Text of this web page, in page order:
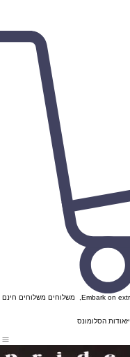
Embark on extraordinary adventures with our tailored travel experiences, משלוחים משלוחים חינם
אודות הסלומונס